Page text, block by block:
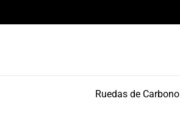
Ruedas de Carbono